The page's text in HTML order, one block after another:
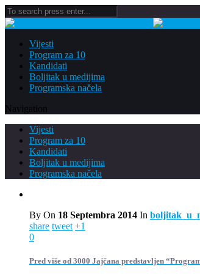
Vijesti
Program za 10
Kandidati
Boljitak u medijima
Programska načela
Navigation
Vijesti
Program za 10
Kandidati
Boljitak u medijima
Programska načela
By On 18 Septembra 2014 In
share tweet +1
0
Pred više od 3000 Jajčana predstavljen